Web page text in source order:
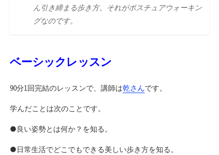
ん引き締まる歩き方。それがポスチュアウォーキン
グなのです。
ベーシックレッスン
90分1回完結のレッスンで、講師は乾さんです。
学んだことは次のことです。
●良い姿勢とは何か？を知る。
●日常生活でどこでもできる美しい歩き方を知る。